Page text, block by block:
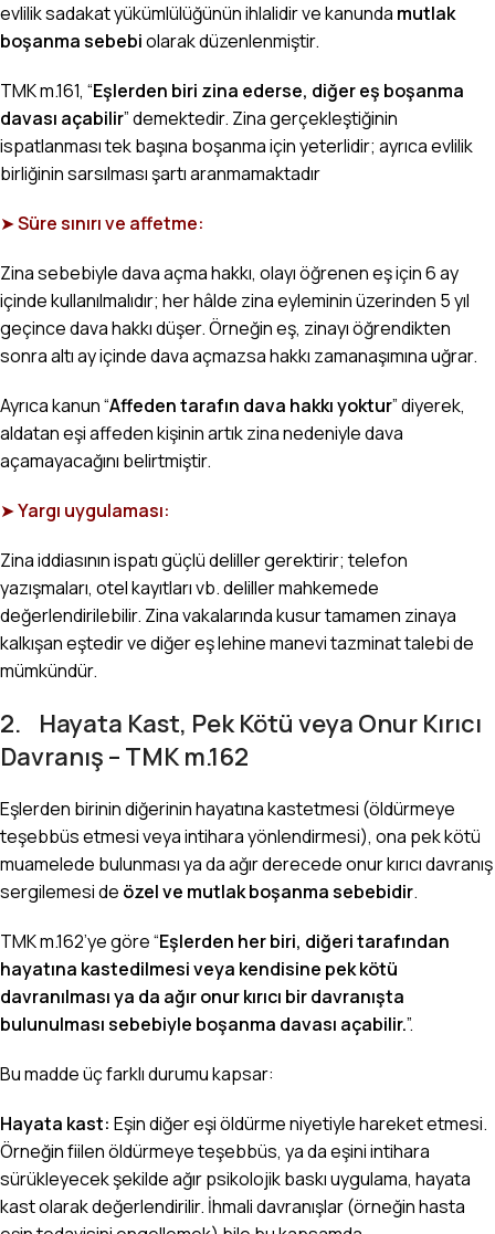
evlilik sadakat yükümlülüğünün ihlalidir ve kanunda mutlak
boşanma sebebiolarak düzenlenmiştir.
TMK m.161, “Eşlerden biri zina ederse, diğer eş boşanma
davası açabilir” demektedir. Zina gerçekleştiğinin
ispatlanması tek başına boşanma için yeterlidir; ayrıca evlilik
birliğinin sarsılması şartı aranmamaktadır
➤Süre sınırı ve affetme:
Zina sebebiyle dava açmahakkı, olayı öğrenen eş için 6 ay
içinde kullanılmalıdır; her hâlde zina eyleminin üzerinden 5 yıl
geçince dava hakkı düşer. Örneğin eş, zinayı öğrendikten
sonra altı ay içinde dava açmazsa hakkı zamanaşımına uğrar.
Ayrıca kanun “Affeden tarafın dava hakkı yoktur” diyerek,
aldatan eşi affeden kişinin artık zina nedeniyle dava
açamayacağını belirtmiştir.
➤Yargı uygulaması:
Zina iddiasının ispatı güçlü deliller gerektirir; telefon
yazışmaları, otel kayıtları vb. deliller mahkemede
değerlendirilebilir. Zina vakalarında kusur tamamen zinaya
kalkışan eştedir ve diğer eş lehine manevi tazminat talebi de
mümkündür.
2. Hayata Kast, Pek Kötü veya Onur Kırıcı
Davranış – TMK m.162
Eşlerden birinin diğerinin hayatına kastetmesi (öldürmeye
teşebbüs etmesi veya intihara yönlendirmesi), ona pek kötü
muamelede bulunması ya da ağır derecede onur kırıcı davranış
sergilemesi de özel ve mutlak boşanma sebebidir.
TMK m.162’ye göre “Eşlerden her biri, diğeri tarafından
hayatına kastedilmesi veya kendisine pek kötü
davranılması ya da ağır onur kırıcı bir davranışta
bulunulması sebebiyle boşanma davası açabilir.”.
Bu madde üç farklı durumu kapsar:
Hayata kast: Eşin diğer eşi öldürme niyetiyle hareket etmesi.
Örneğin fiilen öldürmeye teşebbüs, ya da eşini intihara
sürükleyecek şekilde ağır psikolojik baskı uygulama, hayata
kast olarak değerlendirilir. İhmali davranışlar (örneğin hasta